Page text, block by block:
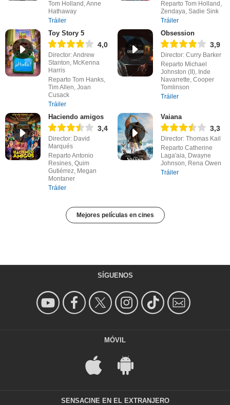
Tom Holland, Anne
Hathaway
Tráiler
Reparto Tom Holland,
Zendaya, Sadie Sink
Tráiler
Toy Story 5
4,0
Director: Andrew
Stanton, McKenna
Harris
Reparto Tom Hanks,
Tim Allen, Joan
Cusack
Tráiler
Obsession
3,9
Director: Curry Barker
Reparto Michael
Johnston (II), Inde
Navarrette, Cooper
Tomlinson
Tráiler
Haciendo amigos
3,4
Director: David
Marqués
Reparto Antonio
Resines, Quim
Gutiérrez, Megan
Montaner
Tráiler
Vaiana
3,3
Director: Thomas Kail
Reparto Catherine
Laga'aia, Dwayne
Johnson, Rena Owen
Tráiler
Mejores películas en cines
SÍGUENOS
MÓVIL
SENSACINE EN EL EXTRANJERO